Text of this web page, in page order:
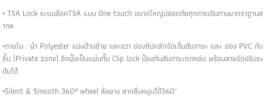
• TSA Lock ระบบล๊อคTSA แบบ One touch ขนาดใหญ่ปลอดภัยทุกการเดินทางมาตราฐานส
ากล
•ภายใน : ผ้า Polyester แบ่งด้านซ้าย และขวา ช่องซิปหลักจัดเก็บสัมภาระ และ ช่อง PVC กัน
ชื้น (Private zone) อีกฝั่งเป็นแผ่นกั้น Clip lock ป้องกันสัมภาระตกหล่น พร้อมสายรัดปรับระ
ดับได้
•Silent & Smooth 360° wheel ล้อยาง ลากลื่นหมุนได้360"